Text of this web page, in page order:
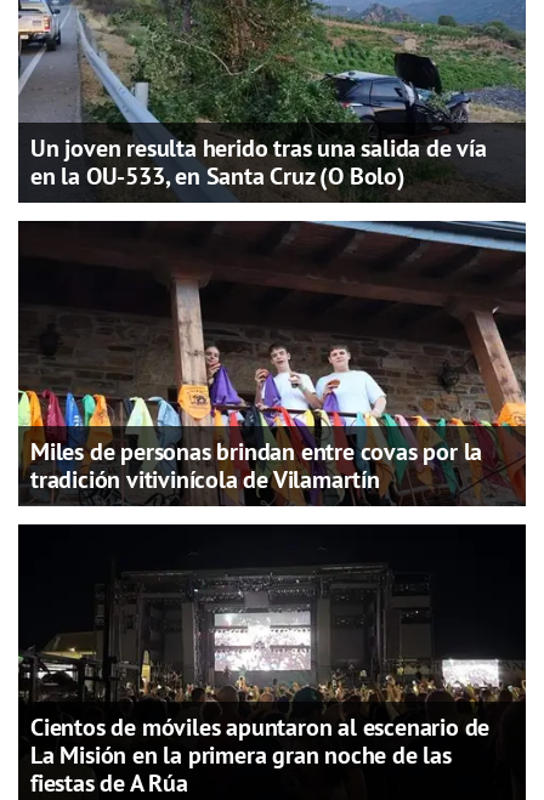
Un joven resulta herido tras una salida de vía
en la OU-533, en Santa Cruz (O Bolo)
Miles de personas brindan entre covas por la
tradición vitivinícola de Vilamartín
Cientos de móviles apuntaron al escenario de
La Misión en la primera gran noche de las
fiestas de A Rúa